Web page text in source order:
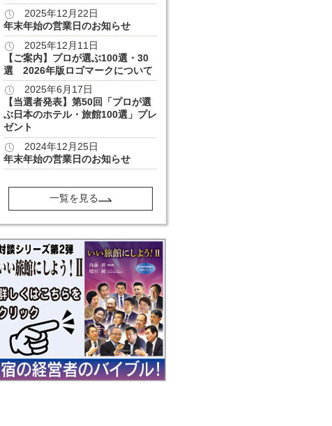
2025年12月22日
年末年始の営業日のお知らせ
2025年12月11日
【ご案内】プロが選ぶ100選・30
選 2026年版ロゴマークについて
2025年6月17日
【当選者発表】第50回「プロが選
ぶ日本のホテル・旅館100選」プレ
ゼント
2024年12月25日
年末年始の営業日のお知らせ
一覧を見る